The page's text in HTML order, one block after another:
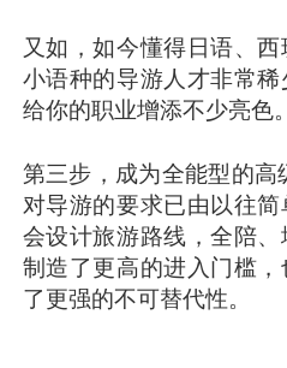
又如，如今懂得日语、
小语种的导游人才非常
给你的职业增添不少亮色。
第三步，成为全能型的
对导游的要求已由以往
会设计旅游路线，全陪
制造了更高的进入门槛
了更强的不可替代性。